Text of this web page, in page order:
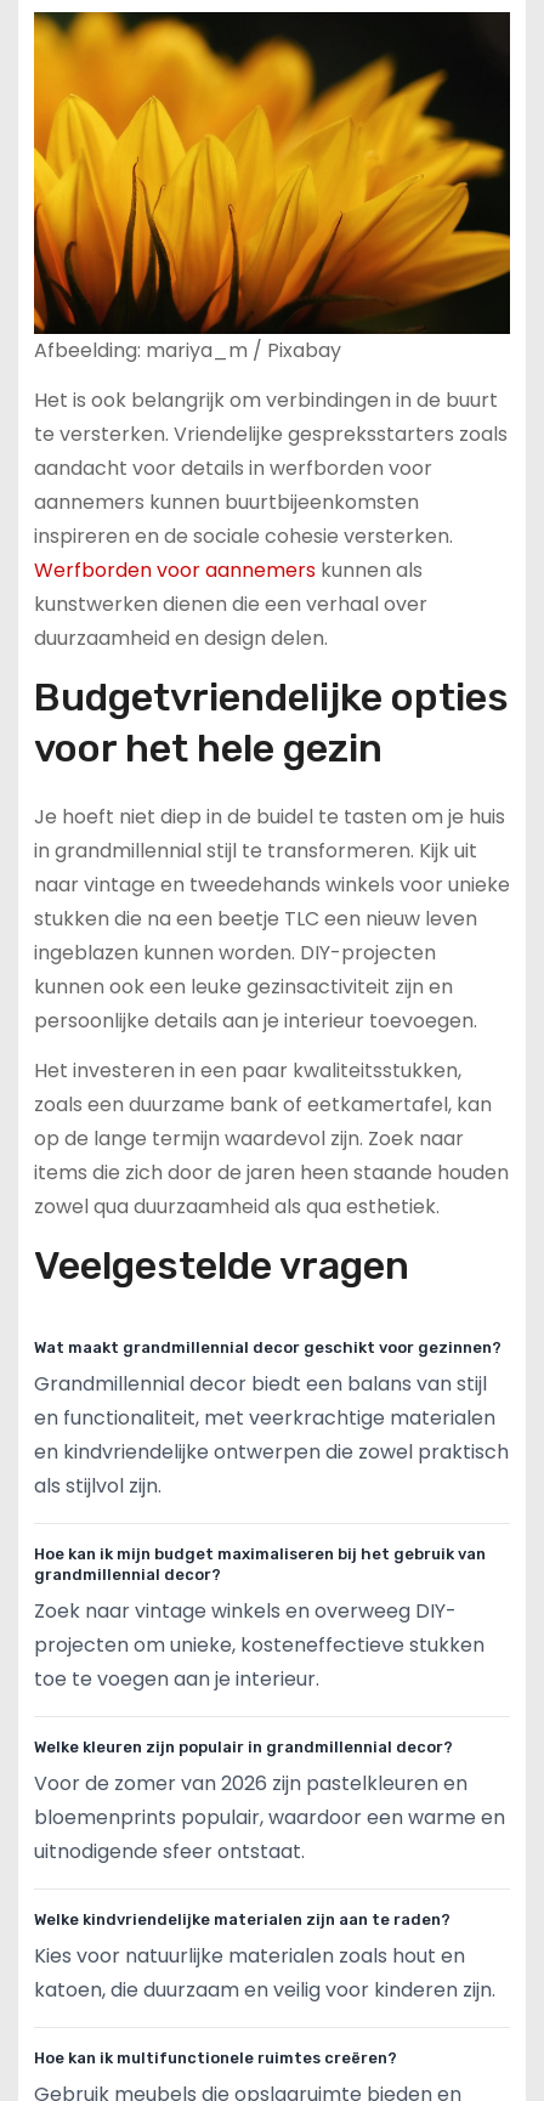
Afbeelding: mariya_m / Pixabay
Het is ook belangrijk om verbindingen in de buurt
te versterken. Vriendelijke gespreksstarters zoals
aandacht voor details in werfborden voor
aannemers kunnen buurtbijeenkomsten
inspireren en de sociale cohesie versterken.
Werfborden voor aannemerskunnen als
kunstwerken dienen die een verhaal over
duurzaamheid en design delen.
Budgetvriendelijke opties
voor het hele gezin
Je hoeft niet diep in de buidel te tasten om je huis
in grandmillennial stijl te transformeren. Kijk uit
naar vintage en tweedehands winkels voor unieke
stukken die na een beetje TLC een nieuw leven
ingeblazen kunnen worden. DIY-projecten
kunnen ook een leuke gezinsactiviteit zijn en
persoonlijke details aan je interieur toevoegen.
Het investeren in een paar kwaliteitsstukken,
zoals een duurzame bank of eetkamertafel, kan
op de lange termijn waardevol zijn. Zoek naar
items die zich door de jaren heen staande houden
zowel qua duurzaamheid als qua esthetiek.
Veelgestelde vragen
Wat maakt grandmillennial decor geschikt voor gezinnen?
Grandmillennial decor biedt een balans van stijl
en functionaliteit, met veerkrachtige materialen
en kindvriendelijke ontwerpen die zowel praktisch
als stijlvol zijn.
Hoe kan ik mijn budget maximaliseren bij het gebruik van
grandmillennial decor?
Zoek naar vintage winkels en overweeg DIY-
projecten om unieke, kosteneffectieve stukken
toe te voegen aan je interieur.
Welke kleuren zijn populair in grandmillennial decor?
Voor de zomer van 2026 zijn pastelkleuren en
bloemenprints populair, waardoor een warme en
uitnodigende sfeer ontstaat.
Welke kindvriendelijke materialen zijn aan te raden?
Kies voor natuurlijke materialen zoals hout en
katoen, die duurzaam en veilig voor kinderen zijn.
Hoe kan ik multifunctionele ruimtes creëren?
Gebruik meubels die opslagruimte bieden en